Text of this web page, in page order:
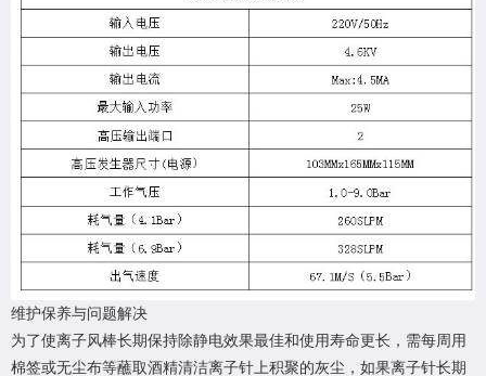
维护保养与问题解决
为了使离子风棒长期保持除静电效果最佳和使用寿命更长，需每周用
棉签或无尘布等蘸取酒精清洁离子针上积聚的灰尘，如果离子针长期